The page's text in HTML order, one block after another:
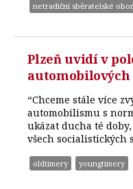
netradiční sběratelské
Plzeň uvidí v
automobilových
“Chceme stále více
automobilismu s
ukázat ducha té
všech socialistických
oldtimery youngtimery